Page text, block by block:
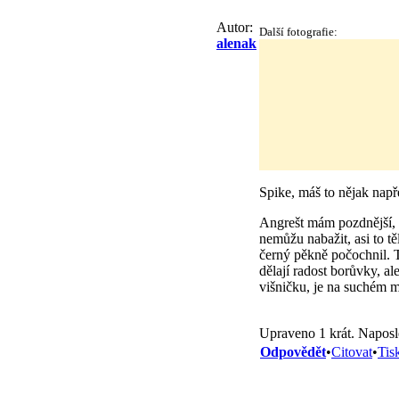
Autor:
alenak
Další fotografie:
Spike, máš to nějak
Angrešt mám
nemůžu nabažit, asi to
černý pěkně počochnil.
dělají radost borůvky,
višničku, je na suchém
Upraveno 1 krát.
Odpovědět•Citovat•